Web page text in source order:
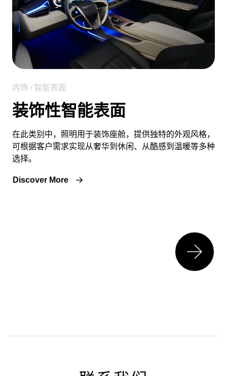
内饰 / 智能表面
装饰性智能表面
在此类别中，照明用于装饰座舱，提供独特的外观风格，
可根据客户需求实现从奢华到休闲、从酷感到温暖等多种
选择。
Discover More